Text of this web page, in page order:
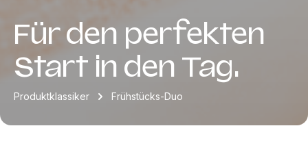
Für den perfekten
Start in den Tag.
Produktklassiker Frühstücks-Duo